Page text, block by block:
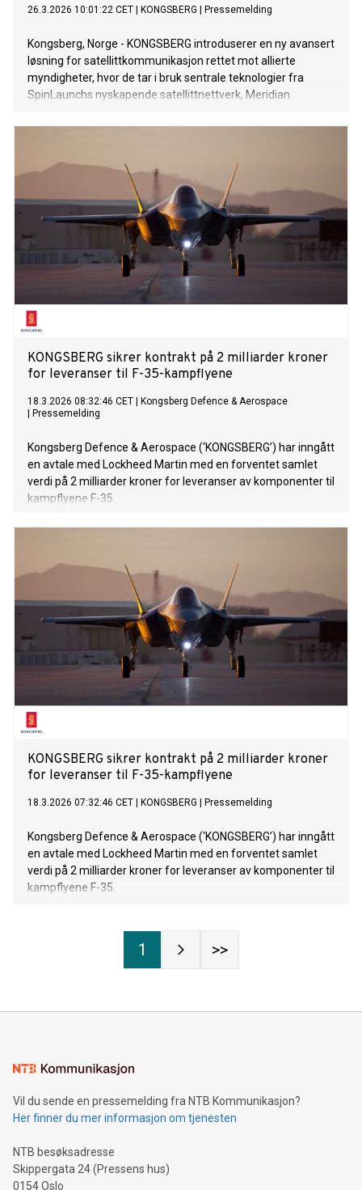
26.3.2026 10:01:22 CET KONGSBERG Pressemelding
Kongsberg, Norge - KONGSBERG introduserer en ny avansert
løsning for satellittkommunikasjon rettet mot allierte
myndigheter, hvor de tar i bruk sentrale teknologier fra
SpinLaunchs nyskapende satellittnettverk, Meridian.
KONGSBERG sikrer kontrakt på 2 milliarder kroner
for leveranser til F-35-kampflyene
18.3.2026 08:32:46 CET
Kongsberg Defence & Aerospace
Pressemelding
Kongsberg Defence & Aerospace (‘KONGSBERG’) har inngått
en avtale med Lockheed Martin med en forventet samlet
verdi på 2 milliarder kroner for leveranser av komponenter til
kampflyene F-35.
KONGSBERG sikrer kontrakt på 2 milliarder kroner
for leveranser til F-35-kampflyene
18.3.2026 07:32:46 CET KONGSBERG Pressemelding
Kongsberg Defence & Aerospace (‘KONGSBERG’) har inngått
en avtale med Lockheed Martin med en forventet samlet
verdi på 2 milliarder kroner for leveranser av komponenter til
kampflyene F-35.
1 >>
Vil du sende en pressemelding fra NTB Kommunikasjon?
Her finner du mer informasjon om tjenesten
NTB besøksadresse
Skippergata 24 (Pressens hus)
0154 Oslo